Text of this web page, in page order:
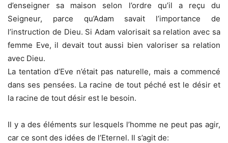
d’enseigner sa maison selon l’ordre qu’il a reçu du
Seigneur, parce qu’Adam savait l’importance de
l’instruction de Dieu. Si Adam valorisait sa relation avec sa
femme Eve, il devait tout aussi bien valoriser sa relation
avec Dieu.
La tentation d’Eve n’était pas naturelle, mais a commencé
dans ses pensées. La racine de tout péché est le désir et
la racine de tout désir est le besoin.
Il y a des éléments sur lesquels l’homme ne peut pas agir,
car ce sont des idées de l’Eternel. Il s’agit de: